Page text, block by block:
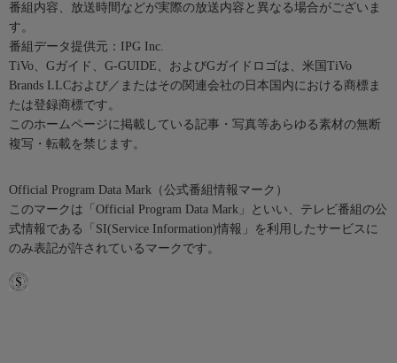
番組内容、放送時間などが実際の放送内容と異なる場合がございま
す。
番組データ提供元：IPG Inc.
TiVo、Gガイド、G-GUIDE、およびGガイドロゴは、米国TiVo
Brands LLCおよび／またはその関連会社の日本国内における商標ま
たは登録商標です。
このホームページに掲載している記事・写真等あらゆる素材の無断
複写・転載を禁じます。
Official Program Data Mark（公式番組情報マーク）
このマークは「Official Program Data Mark」といい、テレビ番組の公
式情報である「SI(Service Information)情報」を利用したサービスに
のみ表記が許されているマークです。